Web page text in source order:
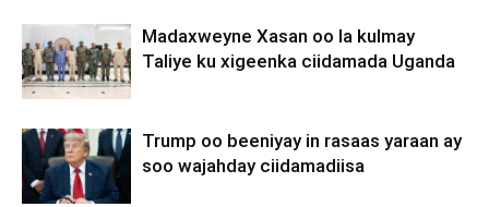
Madaxweyne Xasan oo la kulmay
Taliye ku xigeenka ciidamada Uganda
Trump oo beeniyay in rasaas yaraan ay
soo wajahday ciidamadiisa